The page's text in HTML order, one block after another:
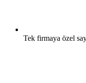
Tek firmaya özel